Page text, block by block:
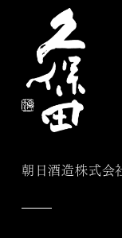
朝日酒造株式会